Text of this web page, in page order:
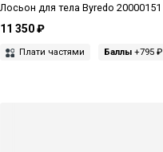
Лосьон для тела Byredo 20000151
11 350 ₽
Плати частями Баллы +795 ₽